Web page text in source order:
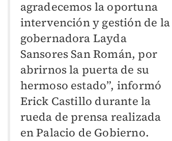
agradecemos la oportuna
intervención y gestión de la
gobernadora Layda
Sansores San Román, por
abrirnos la puerta de su
hermoso estado”, informó
Erick Castillo durante la
rueda de prensa realizada
en Palacio de Gobierno.